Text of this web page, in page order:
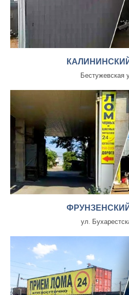
Бестужевская
ул.